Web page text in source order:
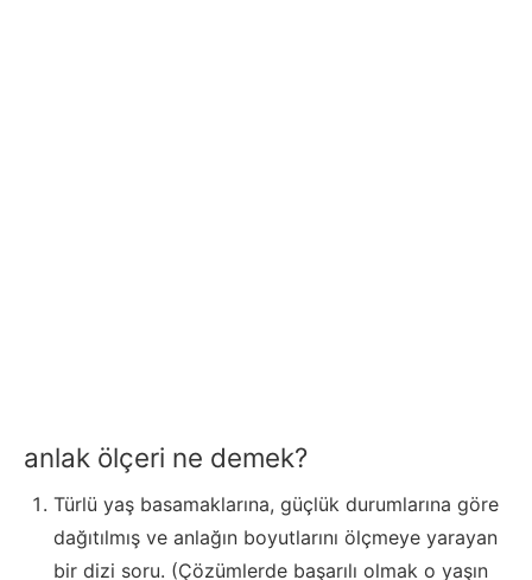
anlak ölçeri ne demek?
Türlü yaş basamaklarına, güçlük durumlarına göre
dağıtılmış ve anlağın boyutlarını ölçmeye yarayan
bir dizi soru. (Çözümlerde başarılı olmak o yaşın